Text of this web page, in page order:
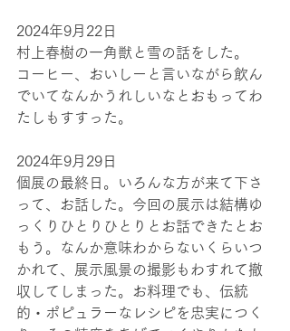
2024年9月22日
村上春樹の一角獣と雪の話をした。
コーヒー、おいしーと言いながら飲ん
でいてなんかうれしいなとおもってわ
たしもすすった。
2024年9月29日
個展の最終日。いろんな方が来て下さ
って、お話した。今回の展示は結構ゆ
っくりひとりひとりとお話できたとお
もう。なんか意味わからないくらいつ
かれて、展示風景の撮影もわすれて撤
収してしまった。お料理でも、伝統
的・ポピュラーなレシピを忠実につく